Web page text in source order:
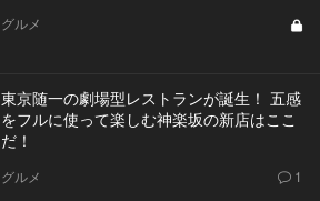
グルメ
東京随一の劇場型レストランが誕生！ 五感
をフルに使って楽しむ神楽坂の新店はここ
だ！
グルメ 1